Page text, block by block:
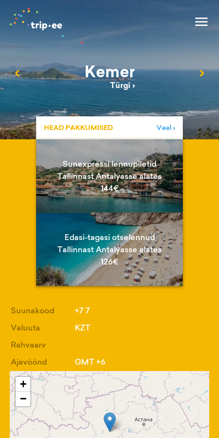
‹ Kemer
Türgi ›
›
HEAD PAKKUMISED Veel ›
Sunexpressi lennupiletid
Tallinnast Antalyasse alates
144€
Edasi-tagasi otselennud
Tallinnast Antalyasse alates
126€
Suunakood
+7 7
Valuuta
KZT
Rahvaarv
Ajavöönd
GMT +6
+
−